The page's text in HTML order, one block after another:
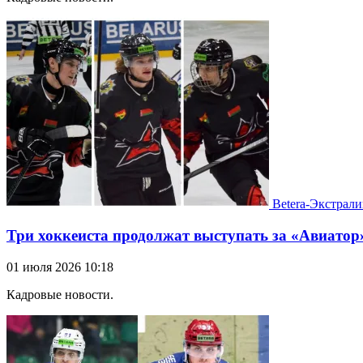
Betera-
Три хоккеиста продолжат выступать за
01 июля 2026 10:18
Кадровые новости.